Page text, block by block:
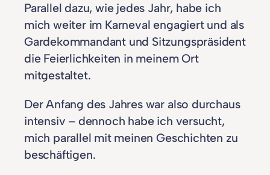
Parallel dazu, wie jedes Jahr, habe ich
mich weiter im Karneval engagiert und als
Gardekommandant und Sitzungspräsident
die Feierlichkeiten in meinem Ort
mitgestaltet.
Der Anfang des Jahres war also durchaus
intensiv – dennoch habe ich versucht,
mich parallel mit meinen Geschichten zu
beschäftigen.